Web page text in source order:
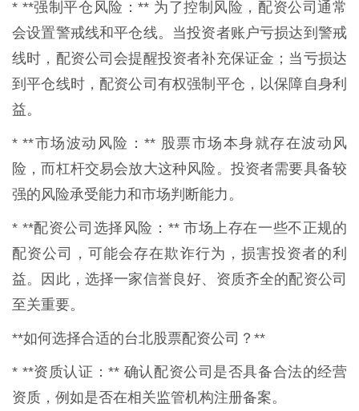
* **强制平仓风险：** 为了控制风险，配资公司通常
会设置警戒线和平仓线。当投资者账户亏损达到警戒
线时，配资公司会提醒投资者补充保证金；当亏损达
到平仓线时，配资公司有权强制平仓，以保障自身利
益。
* **市场波动风险：** 股票市场本身就存在波动风
险，而杠杆交易会放大这种风险。投资者需要具备较
强的风险承受能力和市场判断能力。
* **配资公司选择风险：** 市场上存在一些不正规的
配资公司，可能会存在欺诈行为，损害投资者的利
益。因此，选择一家信誉良好、资质齐全的配资公司
至关重要。
**如何选择合适的台北股票配资公司？**
* **资质认证：** 确认配资公司是否具备合法的经营
资质，例如是否在相关监管机构注册备案。